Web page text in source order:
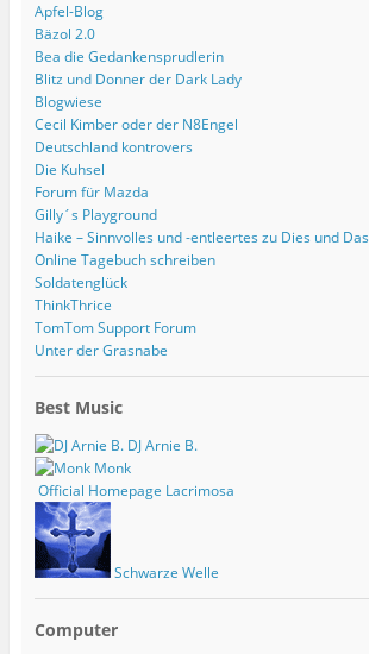
Apfel-Blog
Bäzol 2.0
Bea die Gedankensprudlerin
Blitz und Donner der Dark Lady
Blogwiese
Cecil Kimber oder der N8Engel
Deutschland kontrovers
Die Kuhsel
Forum für Mazda
Gilly´s Playground
Haike – Sinnvolles und -entleertes zu Dies und Das
Online Tagebuch schreiben
Soldatenglück
ThinkThrice
TomTom Support Forum
Unter der Grasnabe
Best Music
DJ Arnie B.
Monk
Official Homepage Lacrimosa
Schwarze Welle
Computer